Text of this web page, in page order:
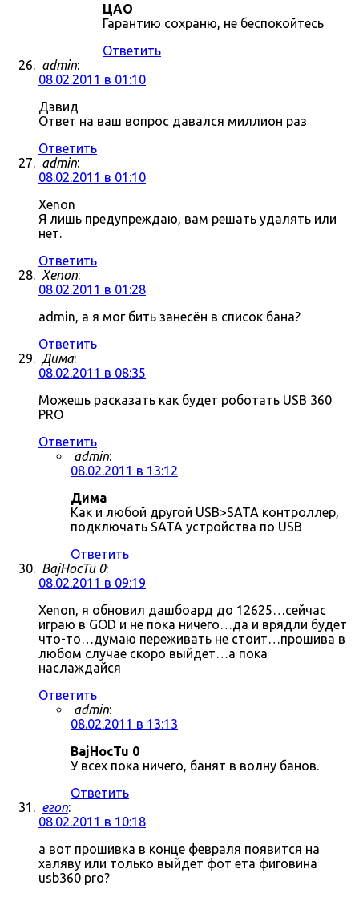
ЦАО
Гарантию сохраню, не беспокойтесь
Ответить
admin:
08.02.2011 в 01:10
Дэвид
Ответ на ваш вопрос давался миллион раз
Ответить
admin:
08.02.2011 в 01:10
Xenon
Я лишь предупреждаю, вам решать удалять или
нет.
Ответить
Xenon:
08.02.2011 в 01:28
admin, а я мог бить занесён в список бана?
Ответить
Дима:
08.02.2011 в 08:35
Можешь расказать как будет роботать USB 360
PRO
Ответить
admin:
08.02.2011 в 13:12
Дима
Как и любой другой USB>SATA контроллер,
подключать SATA устройства по USB
Ответить
BajHocTu 0:
08.02.2011 в 09:19
Xenon, я обновил дашбоард до 12625…сейчас
играю в GOD и не пока ничего…да и врядли будет
что-то…думаю переживать не стоит…прошива в
любом случае скоро выйдет…а пока
наслаждайся
Ответить
admin:
08.02.2011 в 13:13
BajHocTu 0
У всех пока ничего, банят в волну банов.
Ответить
егоп:
08.02.2011 в 10:18
а вот прошивка в конце февраля появится на
халяву или только выйдет фот ета фиговина
usb360 pro?